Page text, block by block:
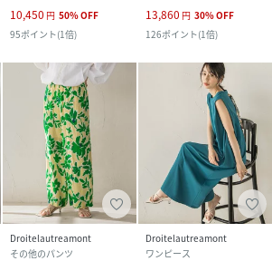
10,450 円 50%OFF
95ポイント(1倍)
13,860 円 30%OFF
126ポイント(1倍)
Droitelautreamont
その他のパンツ
Droitelautreamont
ワンピース